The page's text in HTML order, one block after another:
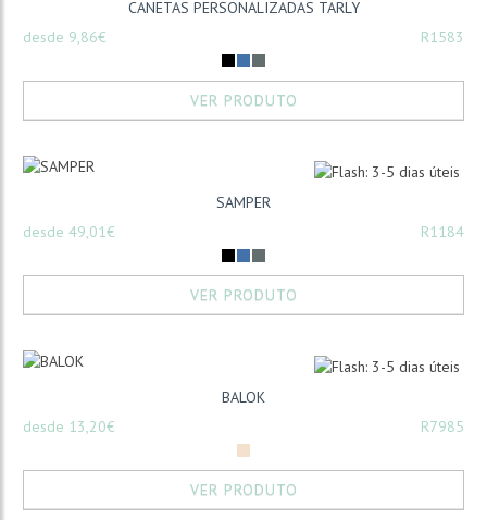
CANETAS PERSONALIZADAS TARLY
desde 9,86€
R1583
VER PRODUTO
SAMPER
desde 49,01€
R1184
VER PRODUTO
BALOK
desde 13,20€
R7985
VER PRODUTO